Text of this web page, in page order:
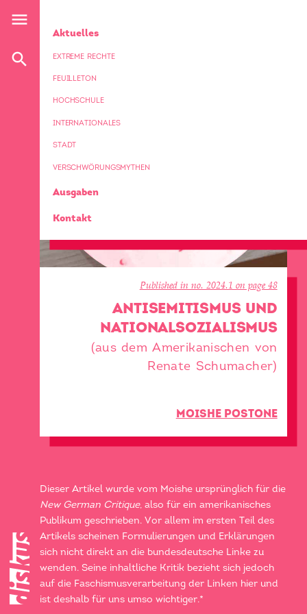
zummenu HAUPTNAVIGATION
Aktuelles
EXTREME RECHTE
FEUILLETON
HOCHSCHULE
INTERNATIONALES
STADT
VERSCHWÖRUNGSMYTHEN
Ausgaben
Kontakt
search
Published in no. 2024.1 on page 48
ANTISEMITISMUS UND
NATIONALSOZIALISMUS
(aus dem Amerikanischen von
Renate Schumacher)
MOISHE POSTONE
Dieser Artikel wurde vom Moishe ursprünglich für die
New German Critique, also für ein amerikanisches
Publikum geschrieben. Vor allem im ersten Teil des
Artikels scheinen Formulierungen und Erklärungen
sich nicht direkt an die bundesdeutsche Linke zu
wenden. Seine inhaltliche Kritik bezieht sich jedoch
auf die Faschismusverarbeitung der Linken hier und
ist deshalb für uns umso wichtiger.*